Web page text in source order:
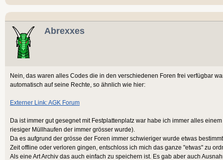
Abrexxes
Nein, das waren alles Codes die in den verschiedenen Foren frei verfügbar
automatisch auf seine Rechte, so ähnlich wie hier:
Externer Link: AGK Forum
Da ist immer gut gesegnet mit Festplattenplatz war habe ich immer alles
riesiger Müllhaufen der immer grösser wurde).
Da es aufgrund der grösse der Foren immer schwieriger wurde etwas
Zeit offline oder verloren gingen, entschloss ich mich das ganze "etwas" zu
Als eine Art Archiv das auch einfach zu speichern ist. Es gab aber auch